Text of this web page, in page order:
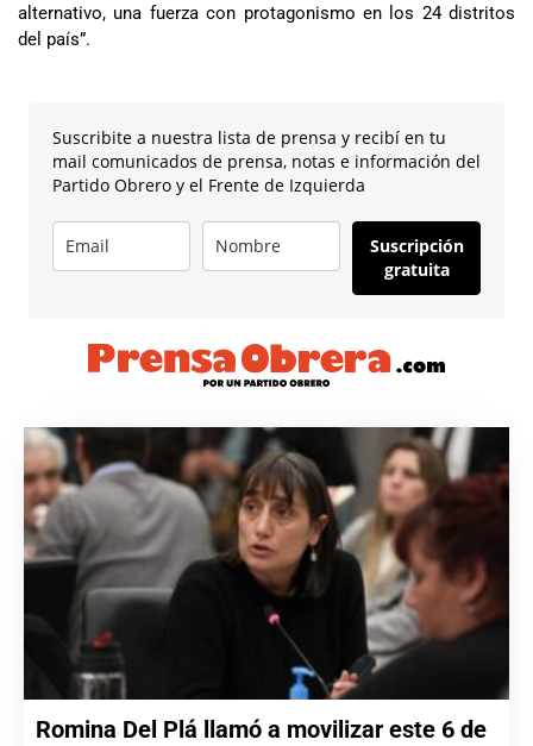
alternativo, una fuerza con protagonismo en los 24 distritos
del país”.
Suscribite a nuestra lista de prensa y recibí en tu
mail comunicados de prensa, notas e información del
Partido Obrero y el Frente de Izquierda
Suscripción
gratuita
Romina Del Plá llamó a movilizar este 6 de